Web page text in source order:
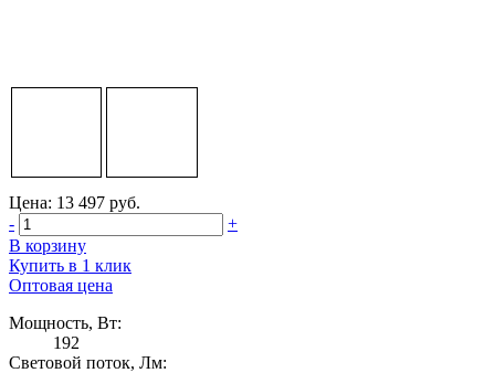
Цена: 13 497 руб.
-
+
В корзину
Купить в 1 клик
Оптовая цена
Мощность, Вт:
192
Световой поток, Лм: